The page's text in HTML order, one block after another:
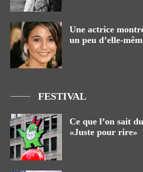
Une actrice
un peu d’elle-
FESTIVAL
Ce que l’on sait
«Juste pour rire»